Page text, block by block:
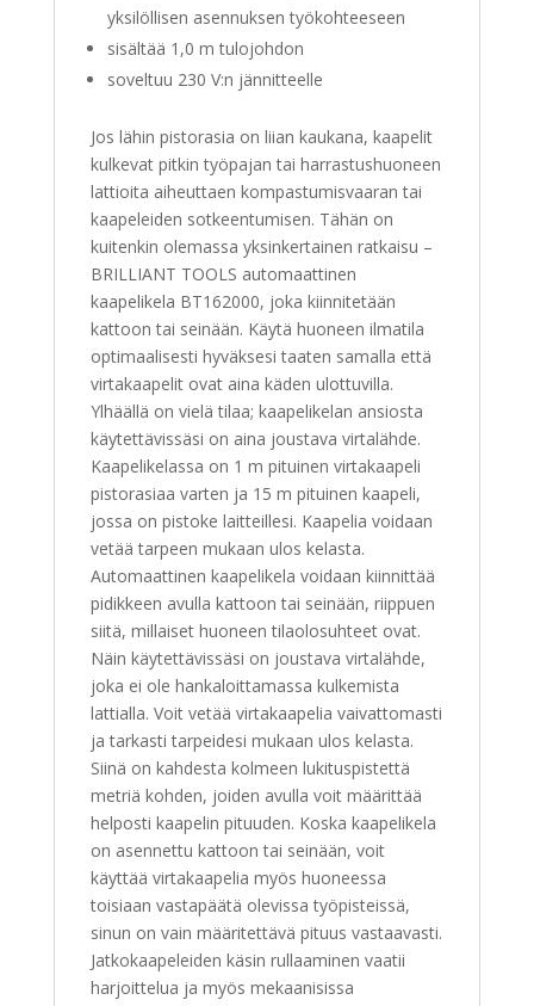
yksilöllisen asennuksen työkohteeseen
sisältää 1,0 m tulojohdon
soveltuu 230 V:n jännitteelle
Jos lähin pistorasia on liian kaukana, kaapelit
kulkevat pitkin työpajan tai harrastushuoneen
lattioita aiheuttaen kompastumisvaaran tai
kaapeleiden sotkeentumisen. Tähän on
kuitenkin olemassa yksinkertainen ratkaisu –
BRILLIANT TOOLS automaattinen
kaapelikela BT162000, joka kiinnitetään
kattoon tai seinään. Käytä huoneen ilmatila
optimaalisesti hyväksesi taaten samalla että
virtakaapelit ovat aina käden ulottuvilla.
Ylhäällä on vielä tilaa; kaapelikelan ansiosta
käytettävissäsi on aina joustava virtalähde.
Kaapelikelassa on 1 m pituinen virtakaapeli
pistorasiaa varten ja 15 m pituinen kaapeli,
jossa on pistoke laitteillesi. Kaapelia voidaan
vetää tarpeen mukaan ulos kelasta.
Automaattinen kaapelikela voidaan kiinnittää
pidikkeen avulla kattoon tai seinään, riippuen
siitä, millaiset huoneen tilaolosuhteet ovat.
Näin käytettävissäsi on joustava virtalähde,
joka ei ole hankaloittamassa kulkemista
lattialla. Voit vetää virtakaapelia vaivattomasti
ja tarkasti tarpeidesi mukaan ulos kelasta.
Siinä on kahdesta kolmeen lukituspistettä
metriä kohden, joiden avulla voit määrittää
helposti kaapelin pituuden. Koska kaapelikela
on asennettu kattoon tai seinään, voit
käyttää virtakaapelia myös huoneessa
toisiaan vastapäätä olevissa työpisteissä,
sinun on vain määritettävä pituus vastaavasti.
Jatkokaapeleiden käsin rullaaminen vaatii
harjoittelua ja myös mekaanisissa